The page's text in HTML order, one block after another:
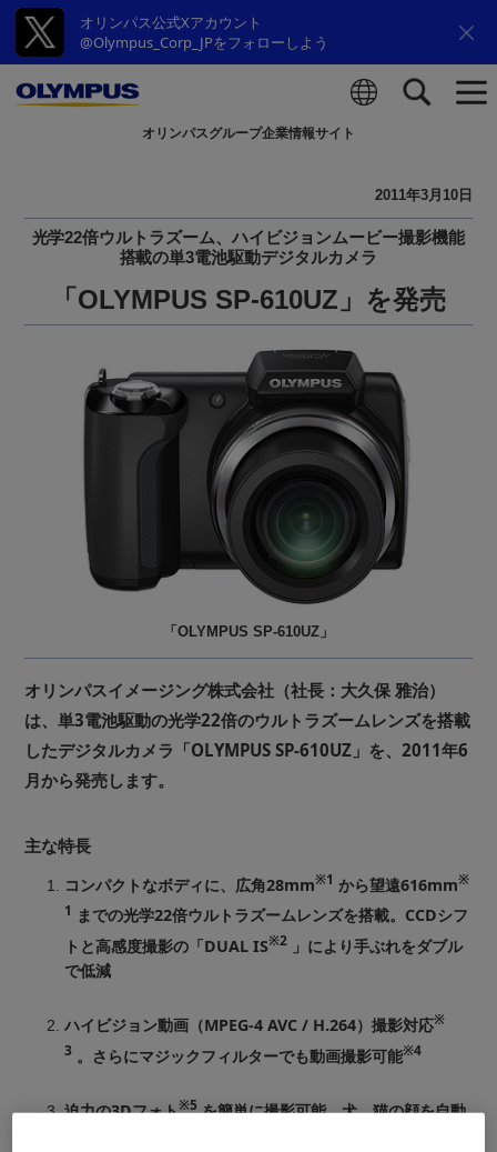
オリンパス公式Xアカウント
@Olympus_Corp_JPをフォローしよう
オリンパスグループ企業情報サイト
2011年3月10日
光学22倍ウルトラズーム、ハイビジョンムービー撮影機能
搭載の単3電池駆動デジタルカメラ
「OLYMPUS SP-610UZ」を発売
「OLYMPUS SP-610UZ」
オリンパスイメージング株式会社（社長：大久保 雅治）
は、単3電池駆動の光学22倍のウルトラズームレンズを搭載
したデジタルカメラ「OLYMPUS SP-610UZ」を、2011年6
月から発売します。
主な特長
コンパクトなボディに、広角28mm※1 から望遠616mm※
1 までの光学22倍ウルトラズームレンズを搭載。CCDシフ
トと高感度撮影の「DUAL IS※2 」により手ぶれをダブル
で低減
ハイビジョン動画（MPEG-4 AVC / H.264）撮影対応※
3 。さらにマジックフィルターでも動画撮影可能※4
迫力の3Dフォト※5 を簡単に撮影可能。犬、猫の顔を自動